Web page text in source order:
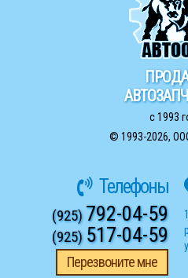
с 1993
© 1993-2026,
Телефоны
(925)792-04-59
(925) 517-04-59
Перезвоните мне